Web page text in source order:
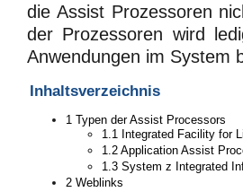
die Assist Prozessoren
der Prozessoren wird
Anwendungen im System
Inhaltsverzeichnis
1 Typen der Assist Processors
1.1 Integrated Facility for
1.2 Application Assist
1.3 System z Integrated
2 Weblinks